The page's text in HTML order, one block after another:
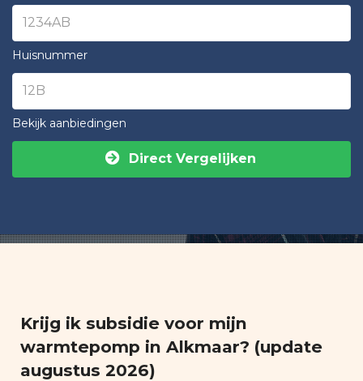
Huisnummer
Bekijk aanbiedingen
Direct Vergelijken
Krijg ik subsidie voor mijn
warmtepomp in Alkmaar? (update
augustus 2026)